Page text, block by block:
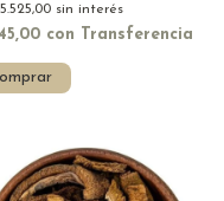
sin interés
con Transferencia